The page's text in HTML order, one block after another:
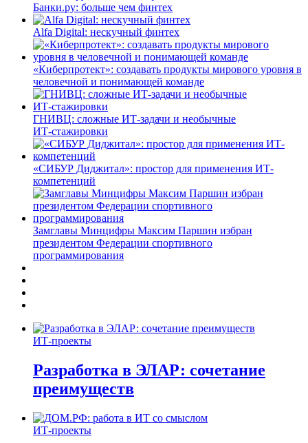
Банки.ру: больше чем финтех
Alfa Digital: нескучный финтех
«Киберпротект»: создавать продукты мирового уровня в
человечной и понимающей команде
ГНИВЦ: сложные ИТ‑задачи и необычные
ИТ‑стажировки
«СИБУР Диджитал»: простор для применения ИТ-
компетенций
Замглавы Минцифры Максим Паршин избран
президентом Федерации спортивного
программирования
ИТ-проекты
Разработка в ЭЛАР: сочетание
преимуществ
ИТ-проекты